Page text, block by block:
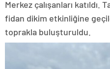
Merkez çalışanları katıldı.
fidan dikim etkinliğine
toprakla buluşturuldu.